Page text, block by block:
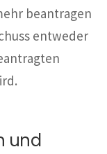
beantragen
entweder
und